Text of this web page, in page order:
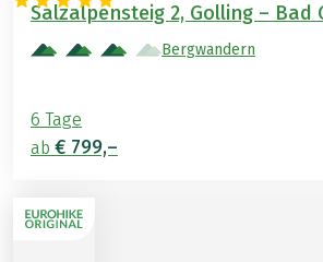
Salzalpensteig 2, Golling – Bad
Bergwandern
6 Tage
ab € 799,–